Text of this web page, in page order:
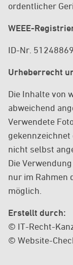
ordentlicher
WEEE-
ID-Nr. 51248869
Urheberrecht
Die Inhalte von
abweichend
Verwendete
nicht selbst
Die
nur im Rahmen
möglich.
Erstellt durch:
© IT-Recht-
© Website-